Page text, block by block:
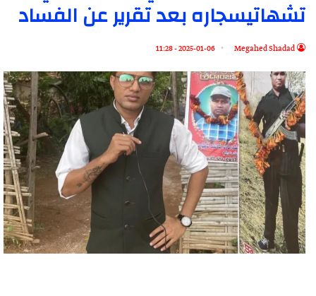
تشهاتيسجاره بعد تقرير عن الفساد
Megahed Shadad
2025-01-06 - 11:28